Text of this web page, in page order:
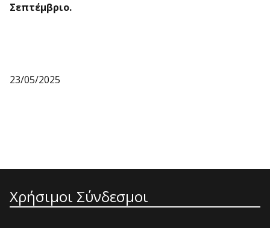
Σεπτέμβριο.
23/05/2025
Χρήσιμοι Σύνδεσμοι